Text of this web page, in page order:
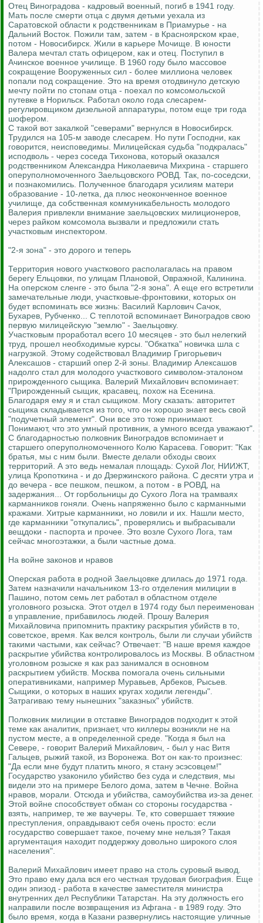
Отец Виноградова - кадровый военный, погиб в 1941 году.
Мать после смерти отца с двумя детьми уехала из
Саратовской области к родственникам в Приамурье - на
Дальний Восток. Пожили там, затем - в Красноярском крае,
потом - Новосибирск. Жили в карьере Мочище. В юности
Валера мечтал стать офицером, как и отец. Поступил в
Ачинское военное училище. В 1960 году было массовое
сокращение Вооруженных сил - более миллиона человек
попали под сокращение. Это на время отодвинуло детскую
мечту пойти по стопам отца - поехал по комсомольской
путевке в Норильск. Работал около года слесарем-
регулировщиком дизельной аппаратуры, потом еще три года
шофером.
С такой вот закалкой "северами" вернулся в Новосибирск.
Трудился на 105-м заводе слесарем. Но пути Господни, как
говорится, неисповедимы. Милицейская судьба "подкралась"
исподволь - через соседа Тихонова, который оказался
родственником Александра Николаевича Михрина - старшего
оперуполномоченного Заельцовского РОВД. Так, по-соседски,
и познакомились. Полученное благодаря усилиям матери
образование - 10-летка, да плюс неоконченное военное
училище, да собственная коммуникабельность молодого
Валерия привлекли внимание заельцовских милиционеров,
через райком комсомола вызвали и предложили стать
участковым инспектором.
"2-я зона" - это дорого и теперь
Территория нового участкового располагалась на правом
берегу Ельцовки, по улицам Плановой, Овражной, Калинина.
На оперском сленге - это была "2-я зона". А еще его встретили
замечательные люди, участковые-фронтовики, которых он
будет вспоминать все жизнь: Василий Карлович Сачок,
Бухарев, Рубченко... С теплотой вспоминает Виноградов свою
первую милицейскую "землю" - Заельцовку.
Участковым проработал всего 10 месяцев - это был нелегкий
труд, прошел необходимые курсы. "Обкатка" новичка шла с
нагрузкой. Этому содействовал Владимир Григорьевич
Алексашов - старший опер 2-й зоны. Владимир Алексашов
надолго стал для молодого участкового символом-эталоном
прирожденного сыщика. Валерий Михайлович вспоминает:
"Прирожденный сыщик, красавец, похож на Есенина.
Благодаря ему я и стал сыщиком. Могу сказать: авторитет
сыщика складывается из того, что он хорошо знает весь свой
"подучетный элемент". Они все это тоже принимают.
Понимают, что это умный противник, а умного всегда уважают".
С благодарностью полковник Виноградов вспоминает и
старшего оперуполномоченного Колю Карасева. Говорит: "Как
братья, мы с ним были. Вместе делали обходы своих
территорий. А это ведь немалая площадь: Сухой Лог, НИИЖТ,
улица Кропоткина - и до Дзержинского района. С десяти утра и
до вечера - все пешком, пешком, а потом - в РОВД, на
задержания... От горбольницы до Сухого Лога на трамваях
карманников гоняли. Очень напряженно было с карманными
кражами. Хитрые карманники, но ловили и их. Нашли место,
где карманники "откупались", проверялись и выбрасывали
вещдоки - паспорта и прочее. Это возле Сухого Лога, там
сейчас многоэтажки, а были частные дома.
На войне законов и нравов
Оперская работа в родной Заельцовке длилась до 1971 года.
Затем назначили начальником 13-го отделения милиции в
Пашино, потом семь лет работал в областном отделе
уголовного розыска. Этот отдел в 1974 году был переименован
в управление, прибавилось людей. Прошу Валерия
Михайловича припомнить практику раскрытия убийств в то,
советское, время. Как велся контроль, были ли случаи убийств
такими частыми, как сейчас? Отвечает: "В наше время каждое
раскрытие убийства контролировалось из Москвы. В областном
уголовном розыске я как раз занимался в основном
раскрытием убийств. Москва помогала очень сильными
оперативниками, например Муравьев, Арбеков, Рысьев.
Сыщики, о которых в наших кругах ходили легенды".
Затрагиваю тему нынешних "заказных" убийств.
Полковник милиции в отставке Виноградов подходит к этой
теме как аналитик, признает, что киллеры возникли не на
пустом месте, а в определенной среде. "Когда я был на
Севере, - говорит Валерий Михайлович, - был у нас Витя
Гальцев, рыжий такой, из Воронежа. Вот он как-то произнес:
"Да если мне будут платить много, я стану эсэсовцем!"
Государство узаконило убийство без суда и следствия, мы
видели это на примере Белого дома, затем в Чечне. Война
нравов, морали. Отсюда и убийства, самоубийства из-за денег.
Этой войне способствует обман со стороны государства -
взять, например, те же ваучеры. Те, кто совершает тяжкие
преступления, оправдывают себя очень просто: если
государство совершает такое, почему мне нельзя? Такая
аргументация находит поддержку довольно широкого слоя
населения".
Валерий Михайлович имеет право на столь суровый вывод.
Это право ему дала вся его честная трудовая биография. Еще
один эпизод - работа в качестве заместителя министра
внутренних дел Республики Татарстан. На эту должность его
направили после возвращения из Афгана - в 1989 году. Это
было время, когда в Казани развернулись настоящие уличные